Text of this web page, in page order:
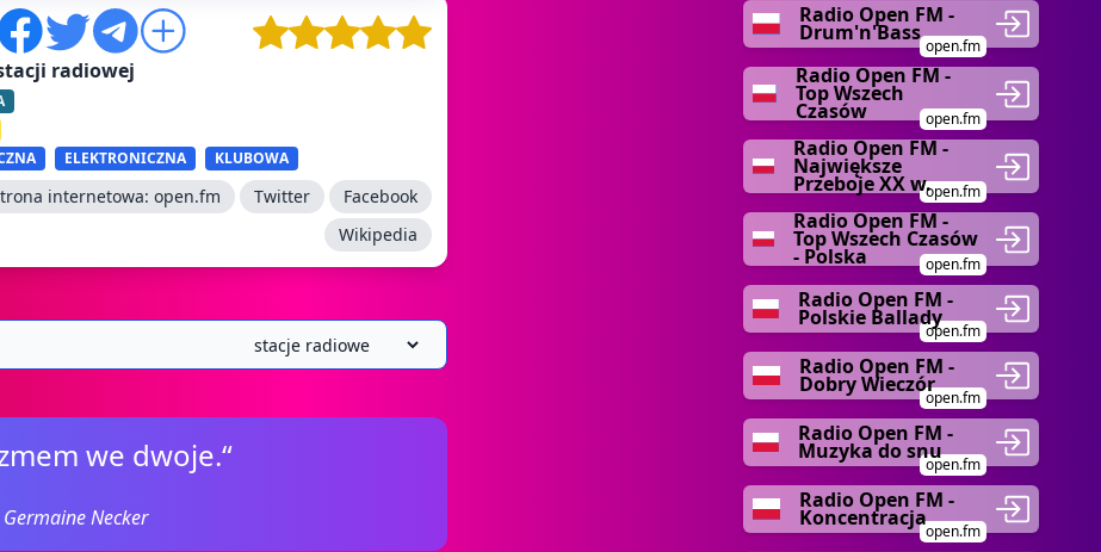
radiowej
ELEKTRONICZNA KLUBOWA
internetowa: open.fm Twitter
Facebook
Wikipedia
we dwoje.“
Necker
Radio Open FM -
Drum'n'Bass
open.fm
Radio Open FM -
Top Wszech
Czasów open.fm
Radio Open FM -
Największe
Przeboje XX w.open.fm
Radio Open FM -
Top Wszech Czasów
- Polska open.fm
Radio Open FM -
Polskie Ballady
open.fm
Radio Open FM -
Dobry Wieczór
open.fm
Radio Open FM -
Muzyka do snu
open.fm
Radio Open FM -
Koncentracja
open.fm